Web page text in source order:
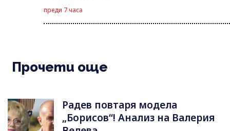
преди 7 часа
Прочети още
Радев повтаря модела
„Борисов“! Анализ на Валерия